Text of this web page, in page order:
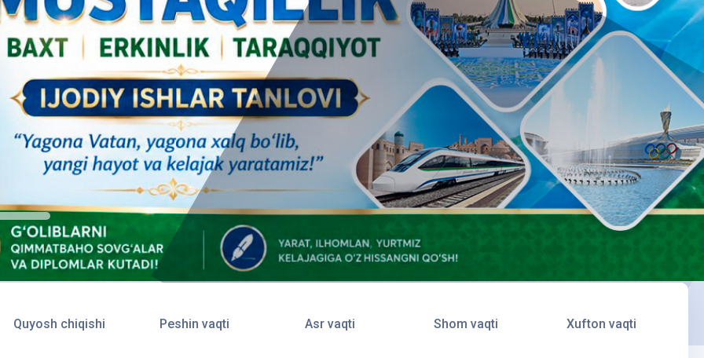
Quyosh chiqishi Peshin vaqti Asr vaqti Shom vaqti Xufton vaqti